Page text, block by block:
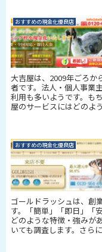
おすすめの現金化優良店
大吉屋は、2009年ごろか
者です。法人・個人事業
利用も多いようです。も
屋のサービスにはどのよ
おすすめの現金化優良店
ゴールドラッシュは、創
す。「簡単」「即日」「
どのような特徴・強みが
いても調査します。さら